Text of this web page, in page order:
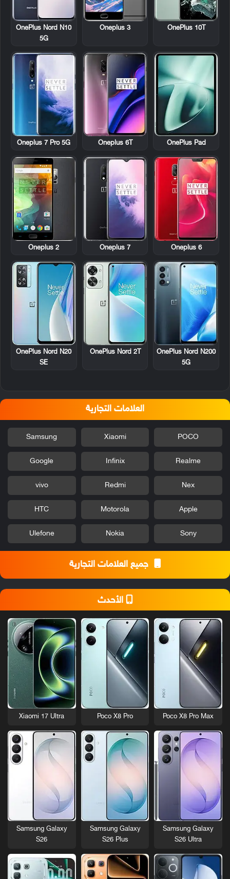
OnePlus 10T
Oneplus 3
OnePlus Nord N10
5G
OnePlus Pad
Oneplus 6T
Oneplus 7 Pro 5G
Oneplus 6
Oneplus 7
Oneplus 2
OnePlus Nord N200
5G
OnePlus Nord 2T
OnePlus Nord N20
SE
العلامات التجارية
POCO
Xiaomi
Samsung
Realme
Infinix
Google
Nex
Redmi
vivo
Apple
Motorola
HTC
Sony
Nokia
Ulefone
جميع العلامات التجارية
الأحدث
Poco X8 Pro Max
Poco X8 Pro
Xiaomi 17 Ultra
Samsung Galaxy
S26 Ultra
Samsung Galaxy
S26 Plus
Samsung Galaxy
S26